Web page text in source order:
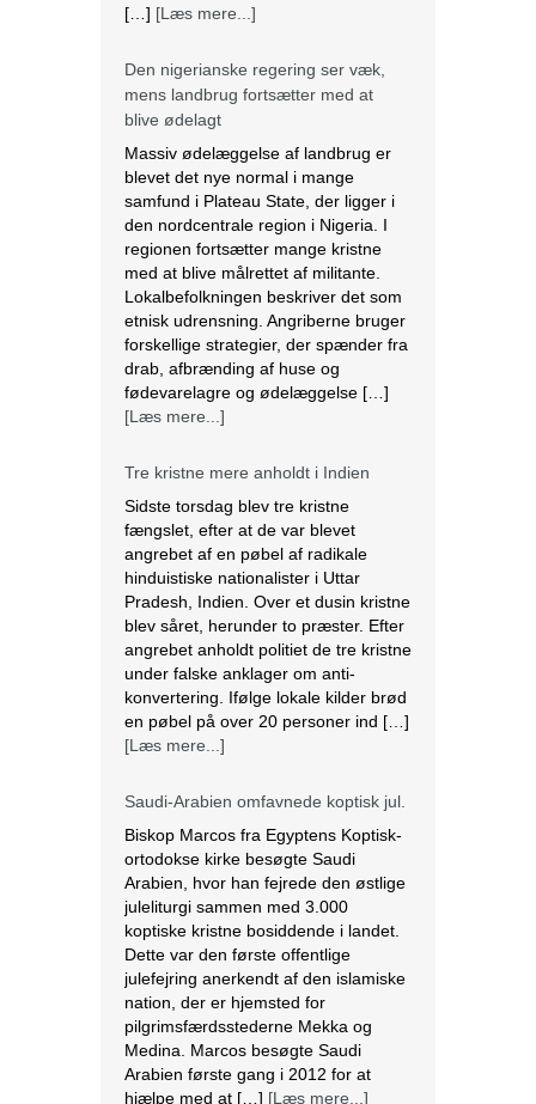
[…] [Læs mere...]
Den nigerianske regering ser væk,
mens landbrug fortsætter med at
blive ødelagt
Massiv ødelæggelse af landbrug er
blevet det nye normal i mange
samfund i Plateau State, der ligger i
den nordcentrale region i Nigeria. I
regionen fortsætter mange kristne
med at blive målrettet af militante.
Lokalbefolkningen beskriver det som
etnisk udrensning. Angriberne bruger
forskellige strategier, der spænder fra
drab, afbrænding af huse og
fødevarelagre og ødelæggelse […]
[Læs mere...]
Tre kristne mere anholdt i Indien
Sidste torsdag blev tre kristne
fængslet, efter at de var blevet
angrebet af en pøbel af radikale
hinduistiske nationalister i Uttar
Pradesh, Indien. Over et dusin kristne
blev såret, herunder to præster. Efter
angrebet anholdt politiet de tre kristne
under falske anklager om anti-
konvertering. Ifølge lokale kilder brød
en pøbel på over 20 personer ind […]
[Læs mere...]
Saudi-Arabien omfavnede koptisk jul.
Biskop Marcos fra Egyptens Koptisk-
ortodokse kirke besøgte Saudi
Arabien, hvor han fejrede den østlige
juleliturgi sammen med 3.000
koptiske kristne bosiddende i landet.
Dette var den første offentlige
julefejring anerkendt af den islamiske
nation, der er hjemsted for
pilgrimsfærdsstederne Mekka og
Medina. Marcos besøgte Saudi
Arabien første gang i 2012 for at
hjælpe med at […] [Læs mere...]